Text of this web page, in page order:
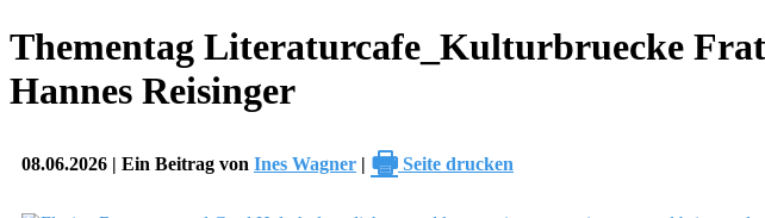
Thementag Literaturcafe_Kulturbruecke
Hannes Reisinger
08.06.2026 | Ein Beitrag von Ines Wagner | 🖶 Seite drucken